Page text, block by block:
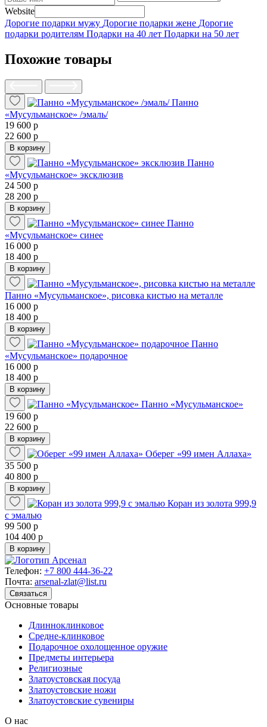
Website
Дорогие подарки мужу Дорогие подарки жене Дорогие
подарки родителям Подарки на 40 лет Подарки на 50 лет
Похожие товары
Панно
«Мусульманское» /эмаль/
19 600 р
22 600 р
В корзину
Панно
«Мусульманское» эксклюзив
24 500 р
28 200 р
В корзину
Панно
«Мусульманское» синее
16 000 р
18 400 р
В корзину
Панно «Мусульманское», рисовка кистью на металле
16 000 р
18 400 р
В корзину
Панно
«Мусульманское» подарочное
16 000 р
18 400 р
В корзину
Панно «Мусульманское»
19 600 р
22 600 р
В корзину
Оберег «99 имен Аллаха»
35 500 р
40 800 р
В корзину
Коран из золота 999,9
с эмалью
99 500 р
104 400 р
В корзину
Телефон: +7 800 444-36-22
Почта: arsenal-zlat@list.ru
Связаться
Основные товары
Длинноклинковое
Средне-клинковое
Подарочное охолощенное оружие
Предметы интерьера
Религиозные
Златоустовская посуда
Златоустовские ножи
Златоустовские сувениры
О нас